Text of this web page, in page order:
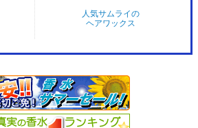
人気サムライの
ヘアワックス